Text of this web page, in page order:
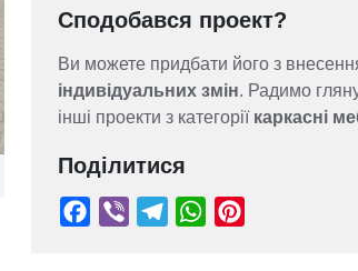
Сподобався проект?
Ви можете придбати його з
індивідуальних змін. Радимо
інші проекти з категорії каркасні
Поділитися